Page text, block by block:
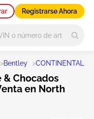
Registrarse Ahora
>Bentley >CONTINENTAL
& Chocados
en North